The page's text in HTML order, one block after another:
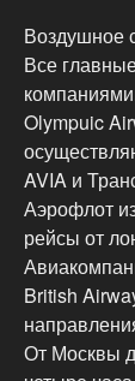
Воздушное
Все
Olympuic
AVIA и
Аэрофлот
рейсы от
British
От Москвы